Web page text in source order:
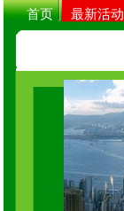
首页 最新活动